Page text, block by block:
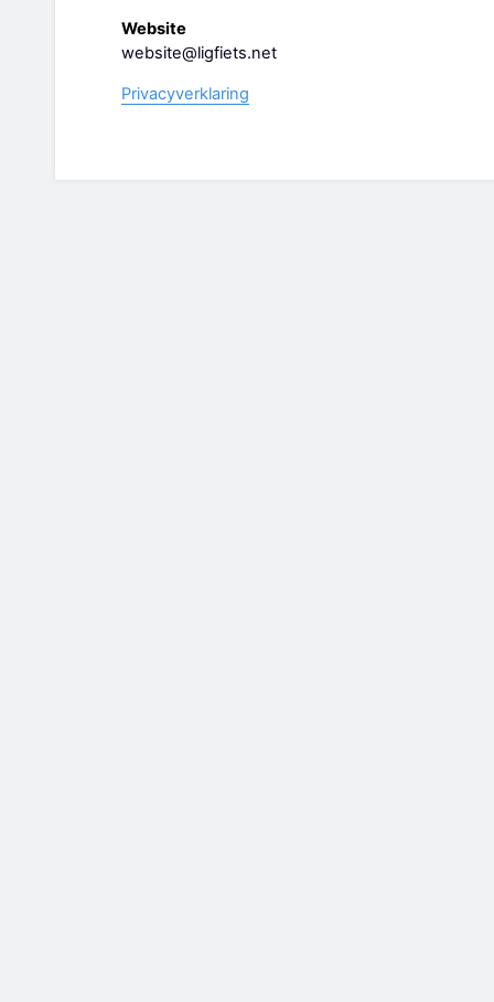
Website
website@ligfiets.net
Privacyverklaring